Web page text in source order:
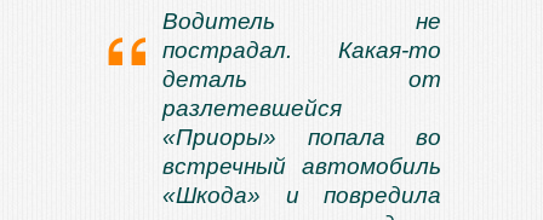
Водитель не
пострадал. Какая-то
деталь от
разлетевшейся
«Приоры» попала во
встречный автомобиль
«Шкода» и повредила